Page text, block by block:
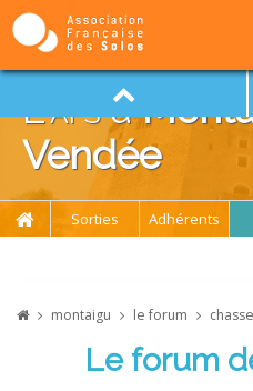
L'afsà
Vendée
Sorties Adhérents
montaigu le forum
Le forum